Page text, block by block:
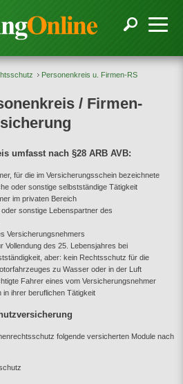
Personenkreis u. Firmen-RS
/ Firmen-
umfasst nach §28 ARB AVB:
für die im Versicherungsschein bezeichnete
oder sonstige selbstständige Tätigkeit
im privaten Bereich
sonstige Lebenspartner des
Versicherungsnehmers
Vollendung des 25. Lebensjahres bei
aber: kein Rechtsschutz für die
zu Wasser oder in der Luft
Fahrer eines vom Versicherungsnehmer
in ihrer beruflichen Tätigkeit
folgende versicherten Module nach